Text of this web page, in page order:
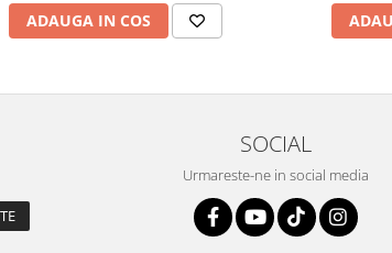
ADAUGA IN COS
SOCIAL
Urmareste-ne in social media